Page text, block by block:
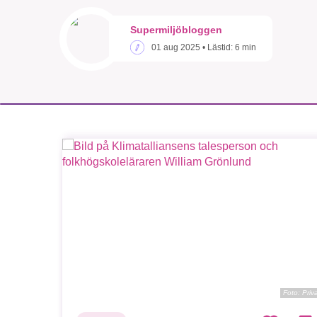
Supermiljöbloggen
01 aug 2025 • Lästid: 6 min
Foto: